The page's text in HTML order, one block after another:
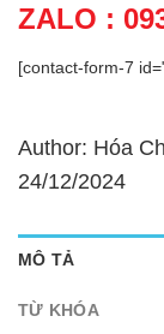
ZALO :
[contact-form-7
Author: Hóa
24/12/2024
MÔ TẢ
TỪ KHÓA